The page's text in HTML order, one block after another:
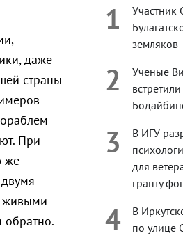
даже
страны
При
же
живыми
обратно.
1
Участник
земляков
2
Ученые
3
В ИГУ
для
гранту
4
В
по улице